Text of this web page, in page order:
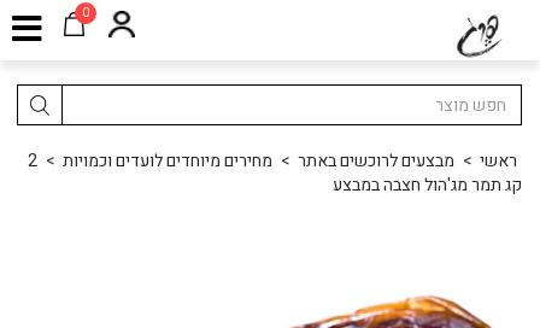
0
ראשי > מבצעים לרוכשים באתר > מחירים מיוחדים לועדים וכמויות >
2
קג תמר מג'הול חצבה במבצע